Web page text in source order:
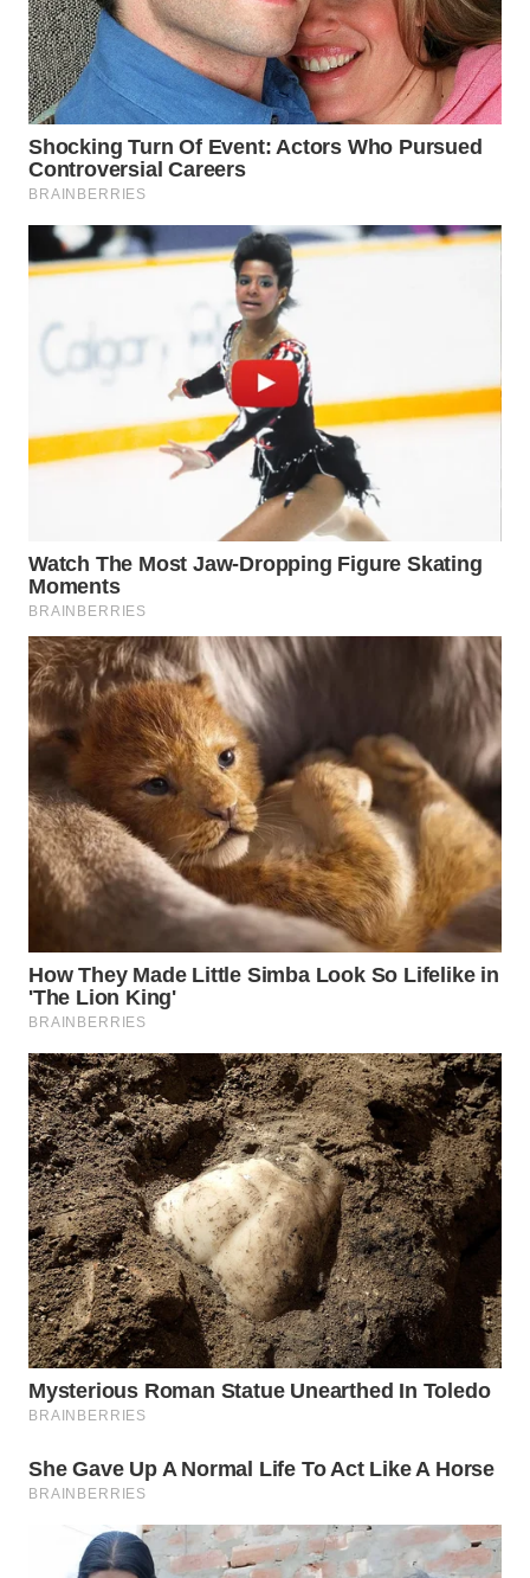
WN
PRIANGAN
TIMUR
WN
SEMARANG
WN
SOLO
MADURA
WN
NATUNA
WN
BINTAN
MANDALIKA
WN
LIKUPANG
LABUANBAJO
WN
BORNEO
Wahana
Media
Group
WAHANA
NEWS
WAHANA
TANI
WAHANA
ADVOKAT
WAHANA
INFRASTRUKTUR
WAHANA